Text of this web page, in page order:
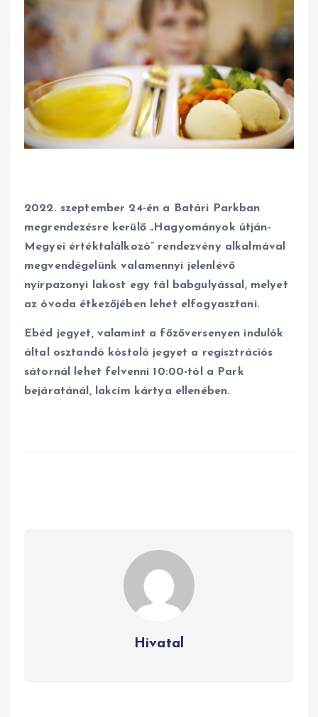
2022. szeptember 24-én a Batári Parkban
megrendezésre kerülő „Hagyományok útján-
Megyei értéktalálkozó” rendezvény alkalmával
megvendégelünk valamennyi jelenlévő
nyírpazonyi lakost egy tál babgulyással, melyet
az óvoda étkezőjében lehet elfogyasztani.
Ebéd jegyet, valamint a főzőversenyen indulók
által osztandó kóstoló jegyet a regisztrációs
sátornál lehet felvenni 10:00-tól a Park
bejáratánál, lakcím kártya ellenében.
Hivatal